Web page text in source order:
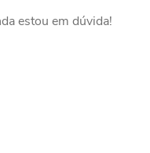
estou em dúvida!